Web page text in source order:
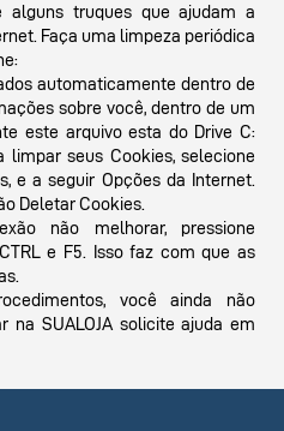
alguns truques que ajudam a
Faça uma limpeza periódica
automaticamente dentro de
sobre você, dentro de um
este arquivo esta do Drive C:
seus Cookies, selecione
e a seguir Opções da Internet.
Deletar Cookies.
não melhorar, pressione
e F5. Isso faz com que as
você ainda não
na SUALOJA solicite ajuda em